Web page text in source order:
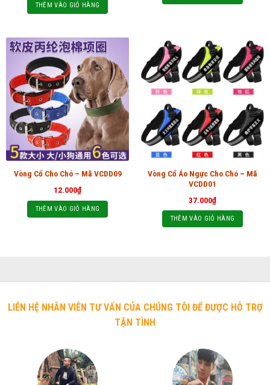
THÊM VÀO GIỎ HÀNG
Vòng Cổ Cho Chó – Mã VCDD09
12.000₫
THÊM VÀO GIỎ HÀNG
Vòng Cổ Áo Ngực Cho Chó – Mã
VCDD01
37.000₫
THÊM VÀO GIỎ HÀNG
LIÊN HỆ NHÂN VIÊN TƯ VẤN CỦA CHÚNG TÔI ĐỂ ĐƯỢC HỖ TRỢ
TẬN TÌNH